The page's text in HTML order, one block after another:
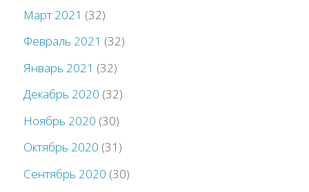
Март 2021 (32)
Февраль 2021 (32)
Январь 2021 (32)
Декабрь 2020 (32)
Ноябрь 2020 (30)
Октябрь 2020 (31)
Сентябрь 2020 (30)